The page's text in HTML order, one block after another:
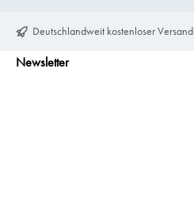
Deutschlandweit kostenloser Versand
Newsletter